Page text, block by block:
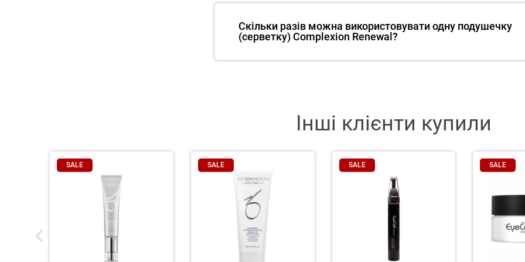
Скільки разів можна використовувати одну подушечку
(серветку) Complexion Renewal?
Інші клієнти купили
SALE SALE SALE SALE